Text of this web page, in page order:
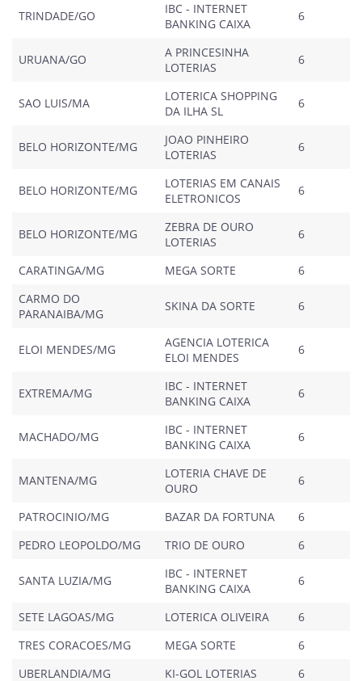
TRINDADE/GO
IBC - INTERNET
BANKING CAIXA
6
URUANA/GO
A PRINCESINHA
LOTERIAS
6
SAO LUIS/MA
LOTERICA SHOPPING
DA ILHA SL
6
BELO HORIZONTE/MG
JOAO PINHEIRO
LOTERIAS
6
BELO HORIZONTE/MG
LOTERIAS EM CANAIS
ELETRONICOS
6
BELO HORIZONTE/MG
ZEBRA DE OURO
LOTERIAS
6
CARATINGA/MG MEGA SORTE
6
CARMO DO
PARANAIBA/MG
SKINA DA SORTE 6
ELOI MENDES/MG
AGENCIA LOTERICA
ELOI MENDES
6
EXTREMA/MG
IBC - INTERNET
BANKING CAIXA
6
MACHADO/MG
IBC - INTERNET
BANKING CAIXA
6
MANTENA/MG
LOTERIA CHAVE DE
OURO
6
PATROCINIO/MG BAZAR DA FORTUNA
6
PEDRO LEOPOLDO/MG
TRIO DE OURO 6
SANTA LUZIA/MG
IBC - INTERNET
BANKING CAIXA
6
SETE LAGOAS/MG LOTERICA OLIVEIRA
6
TRES CORACOES/MG
MEGA SORTE
6
UBERLANDIA/MG
KI-GOL LOTERIAS 6